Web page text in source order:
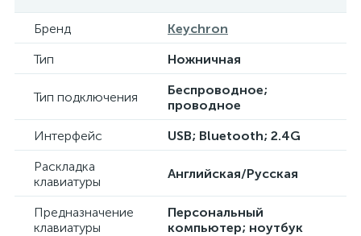
Бренд
Keychron
Тип
Ножничная
Тип подключения
Беспроводное;
проводное
Интерфейс
USB; Bluetooth; 2.4G
Раскладка
клавиатуры
Английская/Русская
Предназначение
клавиатуры
Персональный
компьютер; ноутбук